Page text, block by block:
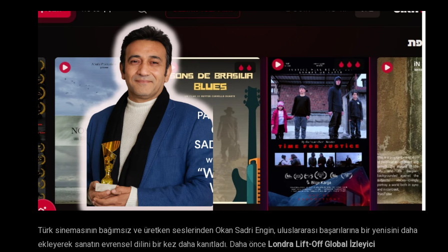
Türk sinemasının bağımsız ve üretken seslerinden Okan Sadri Engin, uluslararası başarılarına bir yenisini daha
ekleyerek sanatın evrensel dilini bir kez daha kanıtladı. Daha önce Londra Lift-Off Global İzleyici